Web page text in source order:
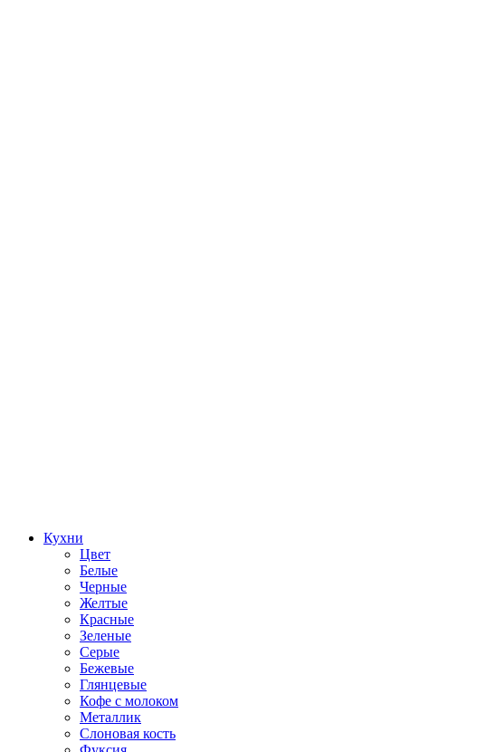
Кухни
Цвет
Белые
Черные
Желтые
Красные
Зеленые
Серые
Бежевые
Глянцевые
Кофе с молоком
Металлик
Слоновая кость